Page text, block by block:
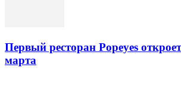
Первый ресторан Popeyes
марта